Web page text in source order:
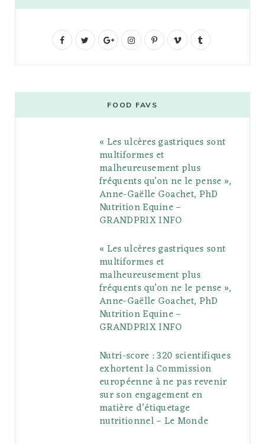
F
b
t
G
g
l
e
P
l
s
I
t
a
g
r
a
m
P
e
r
e
s
V
o
l
r
FOOD FAVS
« Les ulcères gastriques sont
multiformes et
malheureusement plus
fréquents qu’on ne le pense »,
Anne-Gaëlle Goachet, PhD
Nutrition Equine –
GRANDPRIX INFO
« Les ulcères gastriques sont
multiformes et
malheureusement plus
fréquents qu’on ne le pense »,
Anne-Gaëlle Goachet, PhD
Nutrition Equine –
GRANDPRIX INFO
Nutri-score : 320 scientifiques
exhortent la Commission
européenne à ne pas revenir
sur son engagement en
matière d’étiquetage
nutritionnel – Le Monde